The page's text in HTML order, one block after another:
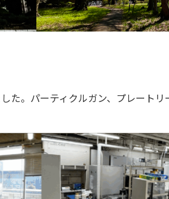
た。パーティクルガン、プレート